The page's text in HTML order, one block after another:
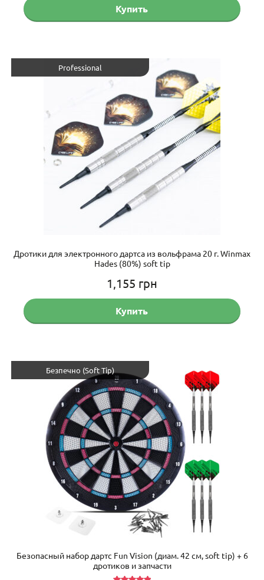
Купить
Дротики для электронного дартса из вольфрама 20 г. Winmax
Hades (80%) soft tip
1,155 грн
Professional
Купить
Безопасный набор дартс Fun Vision (диам. 42 см, soft tip) + 6
дротиков и запчасти
Безпечно (Soft Tip)